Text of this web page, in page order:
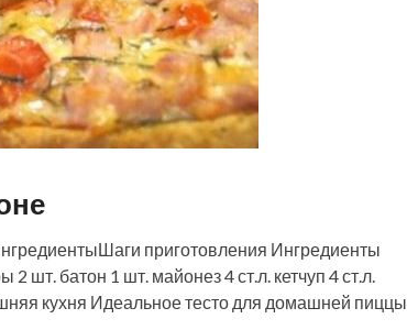
приготовления Ингредиенты
шт. батон 1 шт. майонез 4 ст.л. кетчуп 4 ст.л.
кухня Идеальное тесто для домашней пиццы